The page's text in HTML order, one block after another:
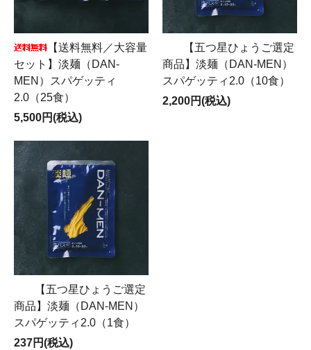
【送料無料／大容量
セット】淡麺（DAN-
MEN）スパゲッティ
2.0（25食）
5,500円(税込)
【五つ星ひょうご選定
商品】淡麺（DAN-MEN）
スパゲッティ2.0（10食）
2,200円(税込)
【五つ星ひょうご選定
商品】淡麺（DAN-MEN）
スパゲッティ2.0（1食）
237円(税込)